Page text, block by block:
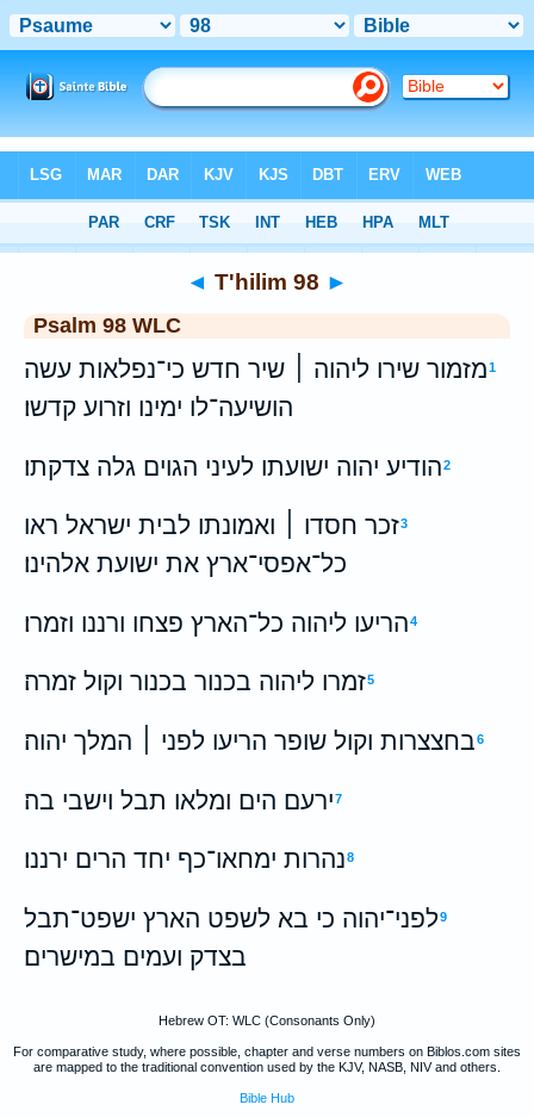
> T'hilim 98
◄ T'hilim 98 ►
Psalm 98 WLC
1מזמור שירו ליהוה ׀ שיר חדש כי־נפלאות עשה
הושיעה־לו ימינו וזרוע קדשו׃
2הודיע יהוה ישועתו לעיני הגוים גלה צדקתו׃
3זכר חסדו ׀ ואמונתו לבית ישראל ראו
כל־אפסי־ארץ את ישועת אלהינו׃
4הריעו ליהוה כל־הארץ פצחו ורננו וזמרו׃
5זמרו ליהוה בכנור בכנור וקול זמרה׃
6בחצצרות וקול שופר הריעו לפני ׀ המלך יהוה׃
7ירעם הים ומלאו תבל וישבי בה׃
8נהרות ימחאו־כף יחד הרים ירננו׃
9לפני־יהוה כי בא לשפט הארץ ישפט־תבל
בצדק ועמים במישרים׃
Hebrew OT: WLC (Consonants Only)
For comparative study, where possible, chapter and verse numbers on Biblos.com sites
are mapped to the traditional convention used by the KJV, NASB, NIV and others.
Bible Hub